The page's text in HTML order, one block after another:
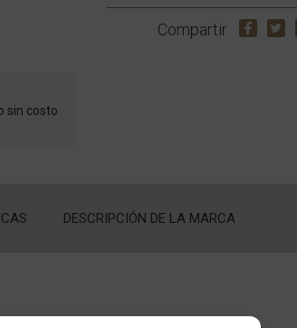
Compartir
sin costo
DESCRIPCIÓN DE LA MARCA